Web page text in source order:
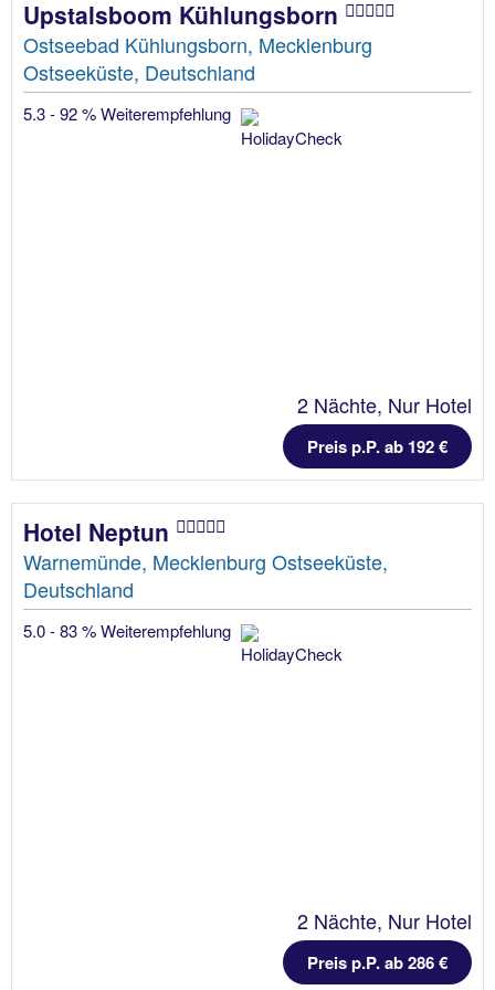
Upstalsboom Kühlungsborn
Ostseebad Kühlungsborn, Mecklenburg
Ostseeküste, Deutschland
5.3 - 92 % Weiterempfehlung
2 Nächte, Nur Hotel
Preis p.P. ab 192 €
Hotel Neptun
Warnemünde, Mecklenburg Ostseeküste,
Deutschland
5.0 - 83 % Weiterempfehlung
2 Nächte, Nur Hotel
Preis p.P. ab 286 €